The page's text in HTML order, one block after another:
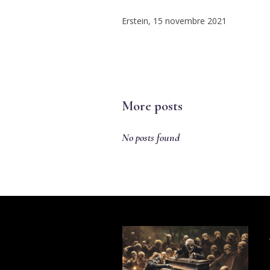
Erstein, 15 novembre 2021
More posts
No posts found